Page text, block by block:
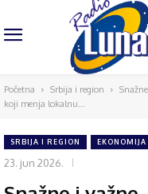
Početna Srbija i region
koji menja lokalnu...
SRBIJA I REGION EKONOMIJA
23. jun 2026.